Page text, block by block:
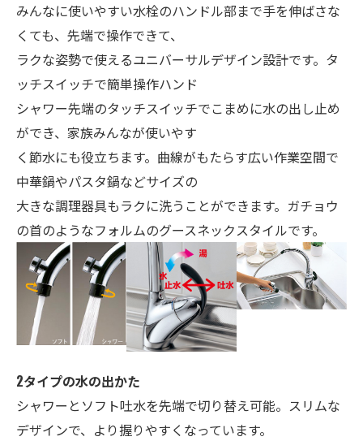
みんなに使いやすい水栓のハンドル部まで手を伸ばさな
くても、先端で操作できて、
ラクな姿勢で使えるユニバーサルデザイン設計です。タ
ッチスイッチで簡単操作ハンド
シャワー先端のタッチスイッチでこまめに水の出し止め
ができ、家族みんなが使いやす
く節水にも役立ちます。 曲線がもたらす広い作業空間で
中華鍋やパスタ鍋などサイズの
大きな調理器具もラクに洗うことができます。 ガチョウ
の首のようなフォルムのグースネックスタイルです。
2タイプの水の出かた
シャワーとソフト吐水を先端で切り替え可能。 スリムな
デザインで、より握りやすくなっています。